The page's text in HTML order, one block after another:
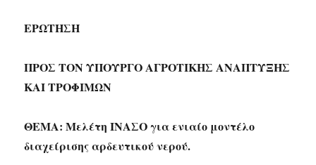
ΕΡΩΤΗΣΗ
ΠΡΟΣ ΤΟΝ ΥΠΟΥΡΓΟ AΓΡΟΤΙΚΗΣ ΑΝΑΠΤΥΞΗΣ
ΚΑΙ ΤΡΟΦΙΜΩΝ
ΘΕΜΑ: Μελέτη ΙΝΑΣΟ για ενιαίο μοντέλο
διαχείρισης αρδευτικού νερού.